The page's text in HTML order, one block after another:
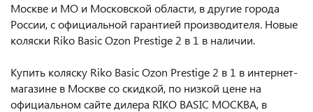
Москве и МО и Московской области, в другие города
России, с официальной гарантией производителя. Новые
коляски Riko Basic Ozon Prestige 2 в 1 в наличии.
Купить коляску Riko Basic Ozon Prestige 2 в 1 в интернет-
магазине в Москве со скидкой, по низкой цене на
официальном сайте дилера RIKO BASIC МОСКВА, в